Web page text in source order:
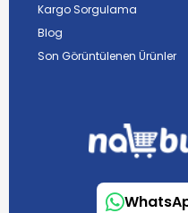
Kargo Sorgulama
Blog
Son Görüntülenen Ürünler